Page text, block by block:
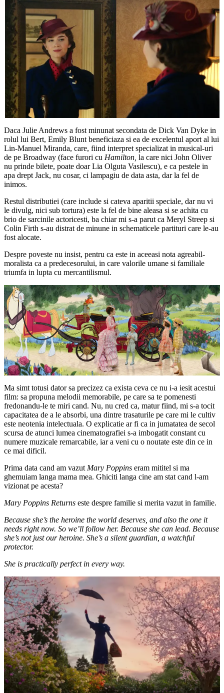
Daca Julie Andrews a fost minunat secondata de Dick Van Dyke in
rolul lui Bert, Emily Blunt beneficiaza si ea de excelentul aport al lui
Lin-Manuel Miranda, care, fiind interpret specializat in musical-uri
de pe Broadway (face furori cu Hamilton, la care nici John Oliver
nu prinde bilete, poate doar Lia Olguta Vasilescu), e ca pestele in
apa drept Jack, nu cosar, ci lampagiu de data asta, dar la fel de
inimos.
Restul distributiei (care include si cateva aparitii speciale, dar nu vi
le divulg, nici sub tortura) este la fel de bine aleasa si se achita cu
brio de sarcinile actoricesti, ba chiar mi s-a parut ca Meryl Streep si
Colin Firth s-au distrat de minune in schematicele partituri care le-au
fost alocate.
Despre poveste nu insist, pentru ca este in aceeasi nota agreabil-
moralista ca a predecesorului, in care valorile umane si familiale
triumfa in lupta cu mercantilismul.
Ma simt totusi dator sa precizez ca exista ceva ce nu i-a iesit acestui
film: sa propuna melodii memorabile, pe care sa te pomenesti
fredonandu-le te miri cand. Nu, nu cred ca, matur fiind, mi s-a tocit
capacitatea de a le absorbi, una dintre trasaturile pe care mi le cultiv
este neotenia intelectuala. O explicatie ar fi ca in jumatatea de secol
scursa de atunci lumea cinematografiei s-a imbogatit constant cu
numere muzicale remarcabile, iar a veni cu o noutate este din ce in
ce mai dificil.
Prima data cand am vazut Mary Poppins eram mititel si ma
ghemuiam langa mama mea. Ghiciti langa cine am stat cand l-am
vizionat pe acesta?
Mary Poppins Returns este despre familie si merita vazut in familie.
Because she’s the heroine the world deserves, and also the one it
needs right now. So we’ll follow her. Because she can lead. Because
she’s not just our heroine. She’s a silent guardian, a watchful
protector.
She is practically perfect in every way.